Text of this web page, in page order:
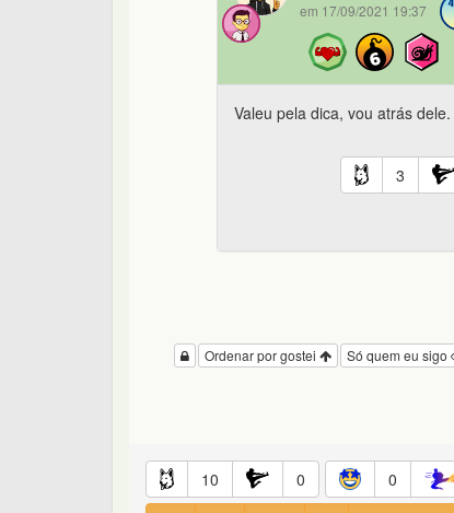
em 17/09/2021 19:37
Valeu pela dica, vou atrás dele.
3
Só quem eu sigo
Ordenar por gostei
10 0 0